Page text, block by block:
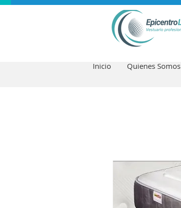
Inicio Quienes Somos